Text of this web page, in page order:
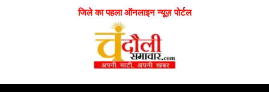
जिले का पहला ऑनलाइन न्यूज़ पोर्टल